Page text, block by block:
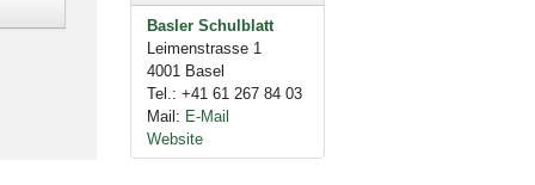
Basler Schulblatt
Leimenstrasse 1
4001 Basel
Tel. : +41 61 267 84 03
Mail: E-Mail
Website